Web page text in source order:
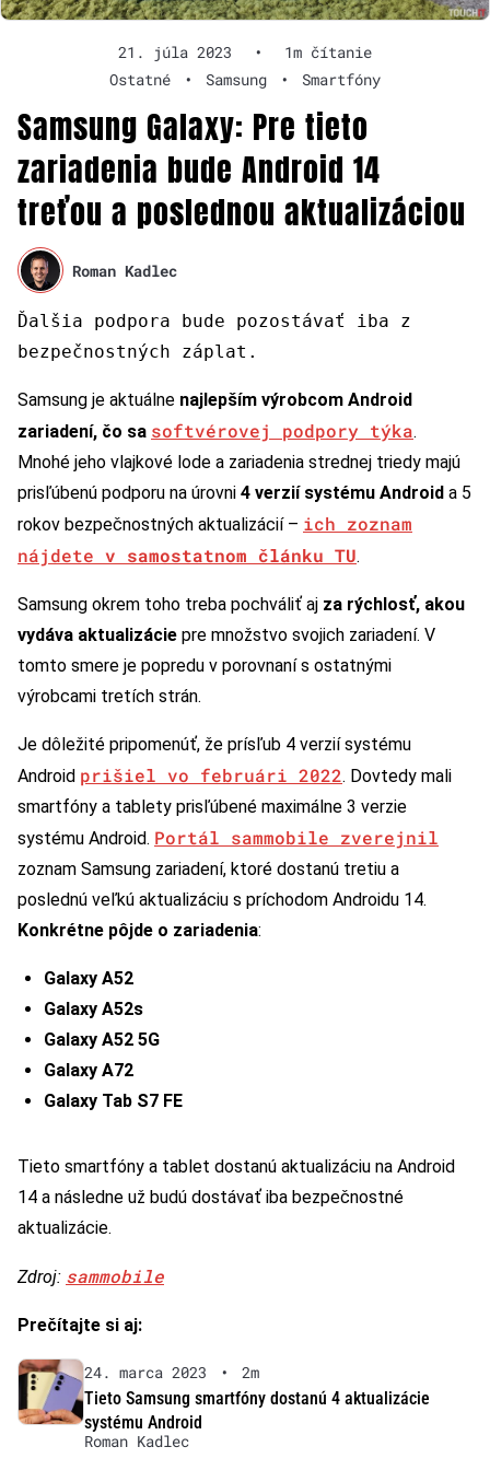
21. júla 2023 •
1m čítanie
Ostatné
• Samsung • Smartfóny
Samsung Galaxy: Pre tieto
zariadenia bude Android 14
treťou a poslednou aktualizáciou
Roman Kadlec
Ďalšia podpora bude pozostávať iba z
bezpečnostných záplat.
Samsung je aktuálne najlepším výrobcom Android
zariadení, čo sa softvérovej podpory týka.
Mnohé jeho vlajkové lode a zariadenia strednej triedy majú
prisľúbenú podporu na úrovni 4 verzií systému Android a 5
rokov bezpečnostných aktualizácií – ich zoznam
nájdete v samostatnom článku TU.
Samsung okrem toho treba pochváliť aj za rýchlosť, akou
vydáva aktualizácie pre množstvo svojich zariadení. V
tomto smere je popredu v porovnaní s ostatnými
výrobcami tretích strán.
Je dôležité pripomenúť, že prísľub 4 verzií systému
Android prišiel vo februári 2022. Dovtedy mali
smartfóny a tablety prisľúbené maximálne 3 verzie
systému Android. Portál sammobile zverejnil
zoznam Samsung zariadení, ktoré dostanú tretiu a
poslednú veľkú aktualizáciu s príchodom Androidu 14.
Konkrétne pôjde o zariadenia:
Galaxy A52
Galaxy A52s
Galaxy A52 5G
Galaxy A72
Galaxy Tab S7 FE
Tieto smartfóny a tablet dostanú aktualizáciu na Android
14 a následne už budú dostávať iba bezpečnostné
aktualizácie.
Zdroj: sammobile
Prečítajte si aj:
24. marca 2023 •
2m
Tieto Samsung smartfóny dostanú 4 aktualizácie
systému Android
Roman Kadlec